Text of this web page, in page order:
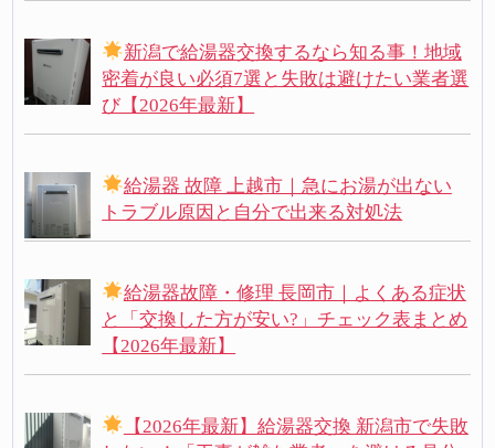
新潟で給湯器交換するなら知る事！地域
密着が良い必須7選と失敗は避けたい業者選
び【2026年最新】
給湯器 故障 上越市｜急にお湯が出ない
トラブル原因と自分で出来る対処法
給湯器故障・修理 長岡市｜よくある症状
と「交換した方が安い?」チェック表まとめ
【2026年最新】
【2026年最新】給湯器交換 新潟市で失敗